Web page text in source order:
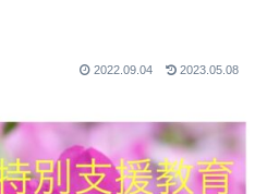
2022.09.04 2023.05.08